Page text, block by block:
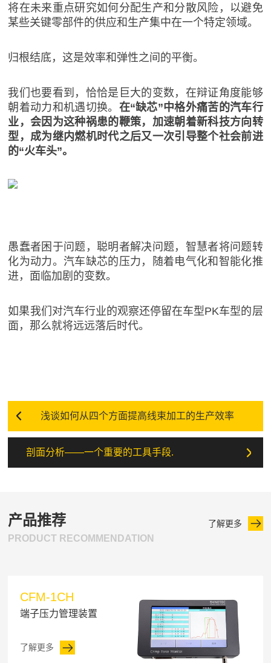
将在未来重点研究如何分配生产和分散风险，以避免
某些关键零部件的供应和生产集中在一个特定领域。
归根结底，这是效率和弹性之间的平衡。
我们也要看到，恰恰是巨大的变数，在辩证角度能够
朝着动力和机遇切换。 在“缺芯”中格外痛苦的汽车行
业，会因为这种祸患的鞭策，加速朝着新科技方向转
型，成为继内燃机时代之后又一次引导整个社会前进
的“火车头”。
愚蠢者困于问题，聪明者解决问题，智慧者将问题转
化为动力。汽车缺芯的压力，随着电气化和智能化推
进，面临加剧的变数。
如果我们对汽车行业的观察还停留在车型PK车型的层
面，那么就将远远落后时代。
浅谈如何从四个方面提高线束加工的生产效率
剖面分析——一个重要的工具手段.
产品推荐
PRODUCT RECOMMENDATION
了解更多
CFM-1CH
端子压力管理装置
了解更多